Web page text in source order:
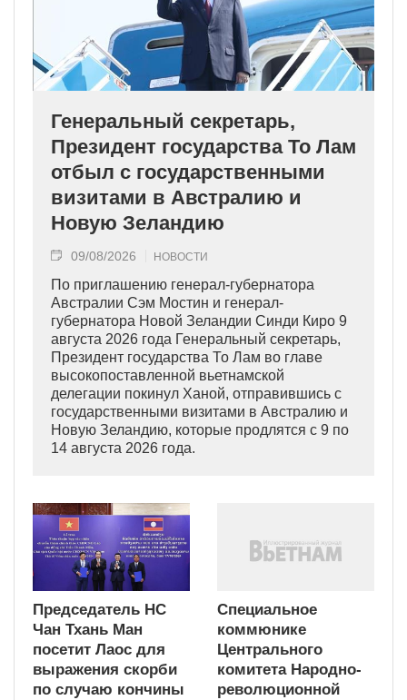
Генеральный секретарь,
Президент государства То Лам
отбыл с государственными
визитами в Австралию и
Новую Зеландию
09/08/2026 НОВОСТИ
По приглашению генерал-губернатора
Австралии Сэм Мостин и генерал-
губернатора Новой Зеландии Синди Киро 9
августа 2026 года Генеральный секретарь,
Президент государства То Лам во главе
высокопоставленной вьетнамской
делегации покинул Ханой, отправившись с
государственными визитами в Австралию и
Новую Зеландию, которые продлятся с 9 по
14 августа 2026 года.
Председатель НС
Чан Тхань Ман
посетит Лаос для
выражения скорби
по случаю кончины
Специальное
коммюнике
Центрального
комитета Народно-
революционной